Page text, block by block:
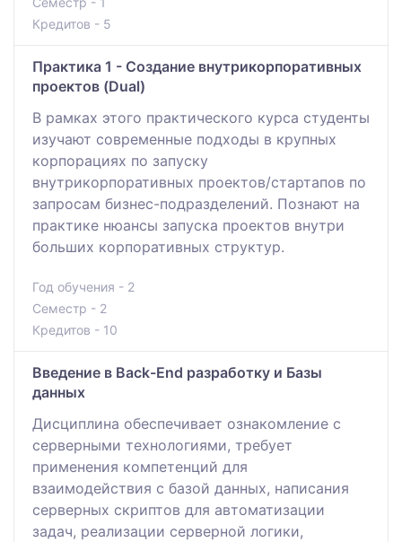
Кредитов - 5
Практика 1 - Создание внутрикорпоративных
проектов (Dual)
В рамках этого практического курса студенты
изучают современные подходы в крупных
корпорациях по запуску
внутрикорпоративных проектов/стартапов по
запросам бизнес-подразделений. Познают на
практике нюансы запуска проектов внутри
больших корпоративных структур.
Год обучения - 2
Семестр - 2
Кредитов - 10
Введение в Back-End разработку и Базы
данных
Дисциплина обеспечивает ознакомление с
серверными технологиями, требует
применения компетенций для
взаимодействия с базой данных, написания
серверных скриптов для автоматизации
задач, реализации серверной логики,